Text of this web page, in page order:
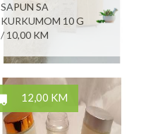
SAPUN SA
KURKUMOM 10 G
/ 10,00 KM
12,00 KM